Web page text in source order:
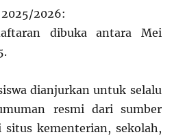
2025/2026:
dibuka antara Mei
dianjurkan untuk selalu
resmi dari sumber
situs kementerian, sekolah,